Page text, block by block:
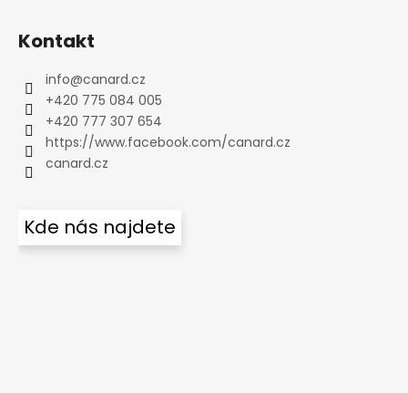
Kontakt
info@canard.cz
+420 775 084 005
+420 777 307 654
https://www.facebook.com/canard.cz
canard.cz
Kde nás najdete